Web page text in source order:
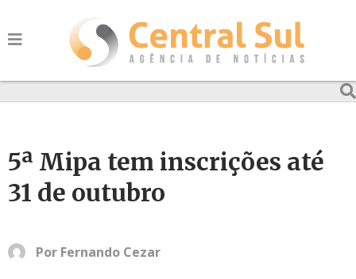
5ª Mipa tem inscrições até
31 de outubro
Por Fernando Cezar